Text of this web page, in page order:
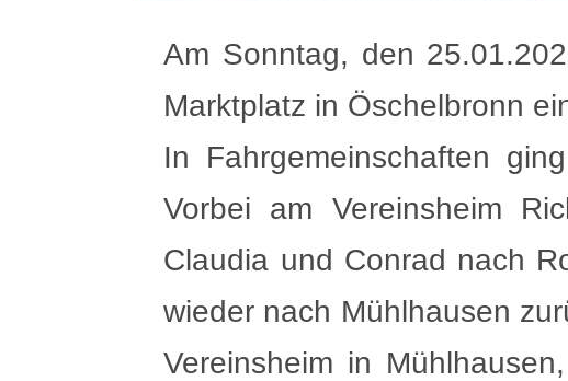
Am Sonntag, den
Marktplatz in Öschelbronn
In Fahrgemeinschaften
Vorbei am Vereinsheim
Claudia und Conrad nach
wieder nach Mühlhausen
Vereinsheim in